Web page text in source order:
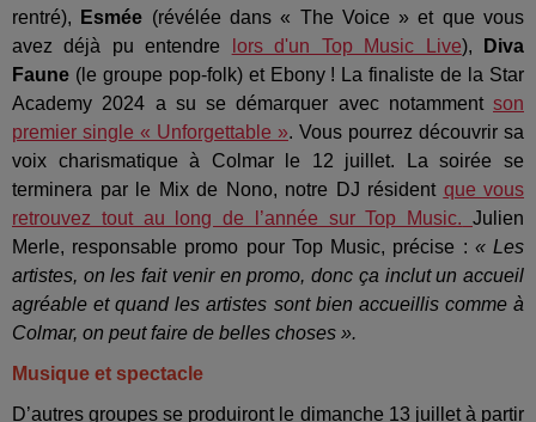
rentré),
Esmée (révélée dans « The Voice » et que vous
avez déjà pu entendre
lors d'un Top Music Live),
Diva
Faune (le groupe pop-folk) et Ebony ! La finaliste de la Star
Academy 2024 a su se démarquer avec notamment son
premier single « Unforgettable ». Vous pourrez découvrir sa
voix charismatique à Colmar le 12 juillet. La soirée se
terminera par le Mix de Nono, notre DJ résident que vous
retrouvez tout au long de l’année sur Top Music. Julien
Merle, responsable promo pour Top Music, précise : « Les
artistes, on les fait venir en promo, donc ça inclut un accueil
agréable et quand les artistes sont bien accueillis comme à
Colmar, on peut faire de belles choses ».
Musique et spectacle
D’autres groupes se produiront le dimanche 13 juillet à partir